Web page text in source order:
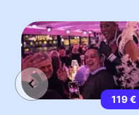
119 €